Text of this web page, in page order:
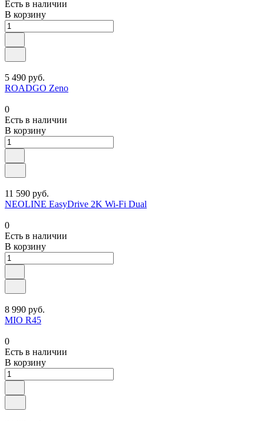
Есть в наличии
В корзину
5 490 руб.
ROADGO Zeno
0
Есть в наличии
В корзину
11 590 руб.
NEOLINE EasyDrive 2K Wi-Fi Dual
0
Есть в наличии
В корзину
8 990 руб.
MIO R45
0
Есть в наличии
В корзину